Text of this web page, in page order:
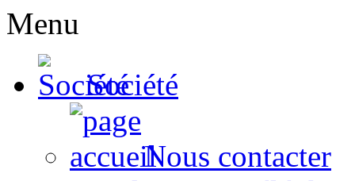
Menu
Société
Nous contacter